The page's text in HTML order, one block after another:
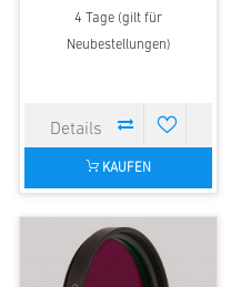
4 Tage (gilt für
Neubestellungen)
KAUFEN